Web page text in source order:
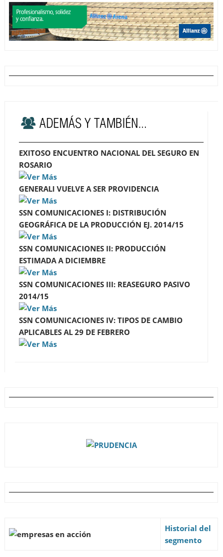
EXITOSO ENCUENTRO NACIONAL DEL SEGURO EN
ROSARIO
GENERALI VUELVE A SER PROVIDENCIA
SSN COMUNICACIONES I: DISTRIBUCIÓN
GEOGRÁFICA DE LA PRODUCCIÓN EJ. 2014/15
SSN COMUNICACIONES II: PRODUCCIÓN
ESTIMADA A DICIEMBRE
SSN COMUNICACIONES III: REASEGURO PASIVO
2014/15
SSN COMUNICACIONES IV: TIPOS DE CAMBIO
APLICABLES AL 29 DE FEBRERO
Historial del
segmento